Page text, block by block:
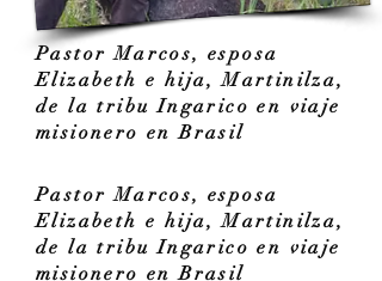
Pastor Marcos, esposa
Elizabeth e hija, Martinilza,
de la tribu Ingarico en viaje
misionero en Brasil
Pastor Marcos, esposa
Elizabeth e hija, Martinilza,
de la tribu Ingarico en viaje
misionero en Brasil